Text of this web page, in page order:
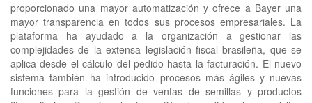
proporcionado una mayor automatización y ofrece a Bayer una
mayor transparencia en todos sus procesos empresariales. La
plataforma ha ayudado a la organización a gestionar las
complejidades de la extensa legislación fiscal brasileña, que se
aplica desde el cálculo del pedido hasta la facturación. El nuevo
sistema también ha introducido procesos más ágiles y nuevas
funciones para la gestión de ventas de semillas y productos